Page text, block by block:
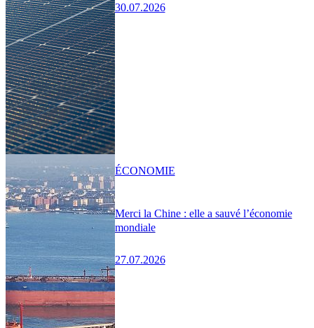
30.07.2026
Merci la Chine : elle a sauvé l’économie
mondiale
27.07.2026
ÉCONOMIE